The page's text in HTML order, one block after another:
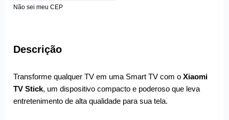
Não sei meu CEP
Descrição
Transforme qualquer TV em uma Smart TV com oXiaomi
TV Stick, um dispositivo compacto e poderoso que leva
entretenimento de alta qualidade para sua tela.